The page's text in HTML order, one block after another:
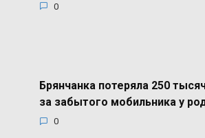
0
Брянчанка потеряла 250
за забытого мобильника у
0